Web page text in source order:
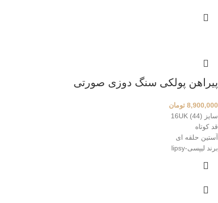
پیراهن پولکی سنگ دوزی صورتی
8,900,000 تومان
سایز 16UK (44)
قد کوتاه
آستین حلقه ای
برند لیپسی-lipsy